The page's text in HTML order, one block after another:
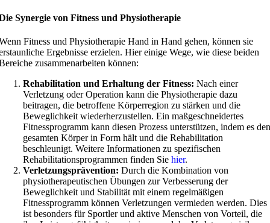
Synergie von Fitness und Physiotherapie
Fitness und Physiotherapie Hand in Hand gehen, können sie
Ergebnisse erzielen. Hier einige Wege, wie diese beiden
zusammenarbeiten können:
Rehabilitation und Erhaltung der Fitness: Nach einer
Verletzung oder Operation kann die Physiotherapie dazu
beitragen, die betroffene Körperregion zu stärken und die
Beweglichkeit wiederherzustellen. Ein maßgeschneidertes
Fitnessprogramm kann diesen Prozess unterstützen, indem es den
gesamten Körper in Form hält und die Rehabilitation
beschleunigt. Weitere Informationen zu spezifischen
Rehabilitationsprogrammen finden Sie hier.
Verletzungsprävention: Durch die Kombination von
physiotherapeutischen Übungen zur Verbesserung der
Beweglichkeit und Stabilität mit einem regelmäßigen
Fitnessprogramm können Verletzungen vermieden werden. Dies
ist besonders für Sportler und aktive Menschen von Vorteil, die